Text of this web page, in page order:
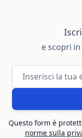
e scopri
Indirizzo email
Questo form è
norme sulla